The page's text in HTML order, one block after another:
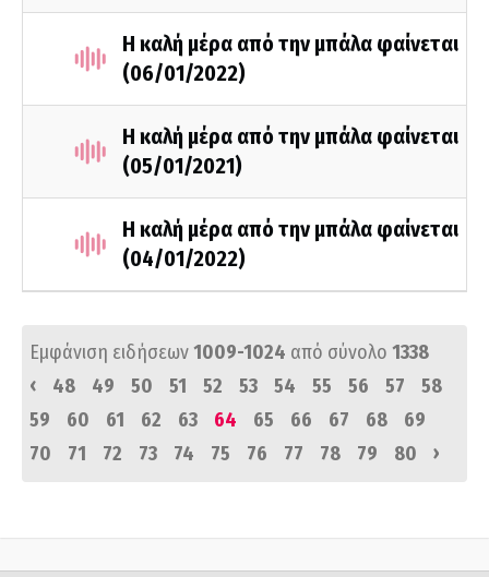
Η καλή μέρα από την μπάλα φαίνεται
(06/01/2022)
Η καλή μέρα από την μπάλα φαίνεται
(05/01/2021)
Η καλή μέρα από την μπάλα φαίνεται
(04/01/2022)
Εμφάνιση ειδήσεων1009-1024 από σύνολο 1338
‹
48 49 50 51 52 53 54 55 56 57
58
59
60 61 62 63 64 65 66 67 68
69
70
71 72 73 74 75 76 77 78 79 80 ›